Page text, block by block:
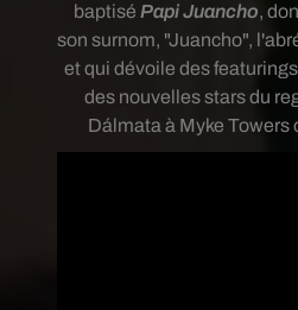
baptisé Papi Juancho,
son surnom, "Juancho",
et qui dévoile des
des nouvelles stars du
Dálmata à Myke Towers